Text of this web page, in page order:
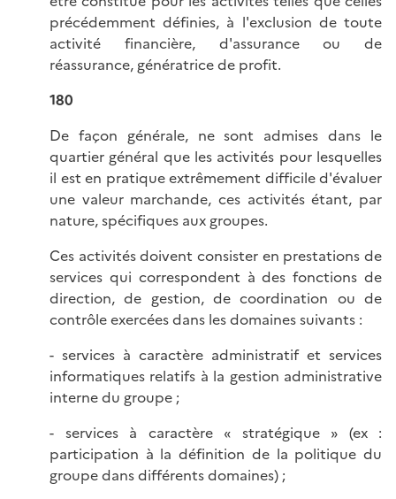
précédemment définies, à l'exclusion de toute
activité financière, d'assurance ou de
réassurance, génératrice de profit.
180
De façon générale, ne sont admises dans le
quartier général que les activités pour lesquelles
il est en pratique extrêmement difficile d'évaluer
une valeur marchande, ces activités étant, par
nature, spécifiques aux groupes.
Ces activités doivent consister en prestations de
services qui correspondent à des fonctions de
direction, de gestion, de coordination ou de
contrôle exercées dans les domaines suivants :
- services à caractère administratif et services
informatiques relatifs à la gestion administrative
interne du groupe ;
- services à caractère « stratégique » (ex :
participation à la définition de la politique du
groupe dans différents domaines) ;